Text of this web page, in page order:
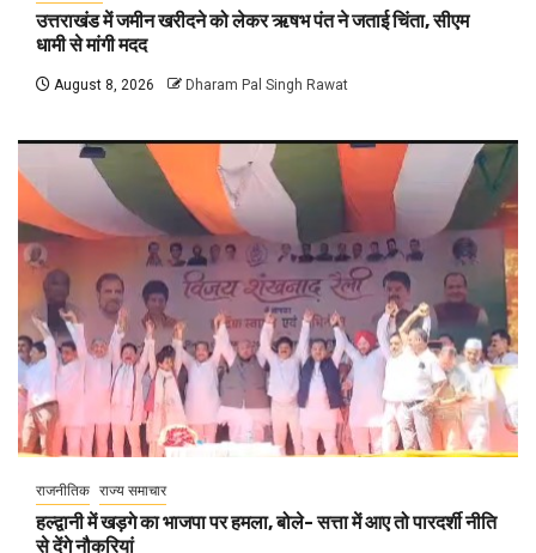
उत्तराखंड में जमीन खरीदने को लेकर ऋषभ पंत ने जताई चिंता, सीएम
धामी से मांगी मदद
August 8, 2026 Dharam Pal Singh Rawat
राजनीतिक राज्य समाचार
हल्द्वानी में खड़गे का भाजपा पर हमला, बोले- सत्ता में आए तो पारदर्शी नीति
से देंगे नौकरियां